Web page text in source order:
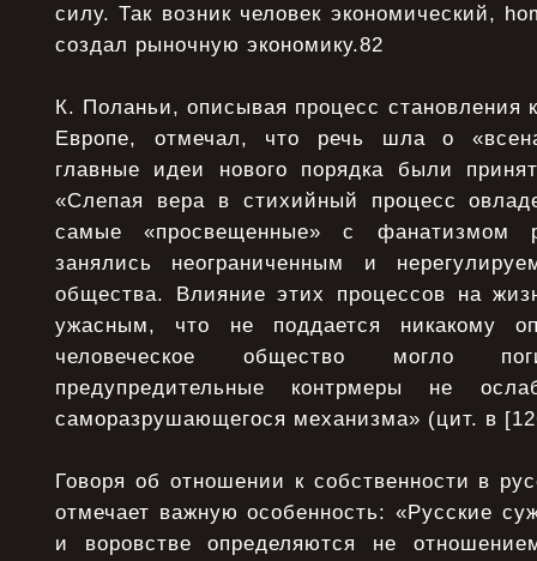
силу. Так возник человек экономический,
создал рыночную экономику.82
К. Поланьи, описывая процесс становления
Европе, отмечал, что речь шла о
главные идеи нового порядка были
«Слепая вера в стихийный процесс
самые «просвещенные» с фанатизмом
занялись неограниченным и
общества. Влияние этих процессов на
ужасным, что не поддается никакому
человеческое общество могло
предупредительные контрмеры не
саморазрушающегося механизма» (цит. в
Говоря об отношении к собственности в
отмечает важную особенность: «Русские
и воровстве определяются не